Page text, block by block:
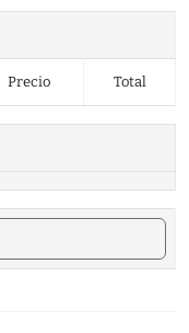
Precio Total